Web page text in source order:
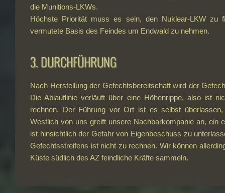
die Munitions-LKWs.
Höchste Priorität muss es sein, den Nuklear-LKW zu
vermutete Basis des Feindes um Endwald zu nehmen.
3. DURCHFÜHRUNG
Nach Herstellung der Gefechtsbereitschaft wird der
Die Ablauflinie verläuft über eine Höhenrippe, also ist
rechnen. Der Führung vor Ort ist es selbst
Westlich von uns greift unsere Nachbarkompanie an, ein
ist hinsichtlich der Gefahr von Eigenbeschuss zu
Gefechtsstreifens ist nicht zu rechnen. Wir können
Küste südlich des AZ feindliche Kräfte sammeln.